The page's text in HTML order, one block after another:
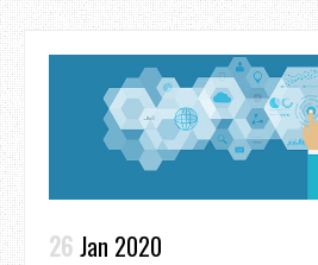
26 Jan 2020